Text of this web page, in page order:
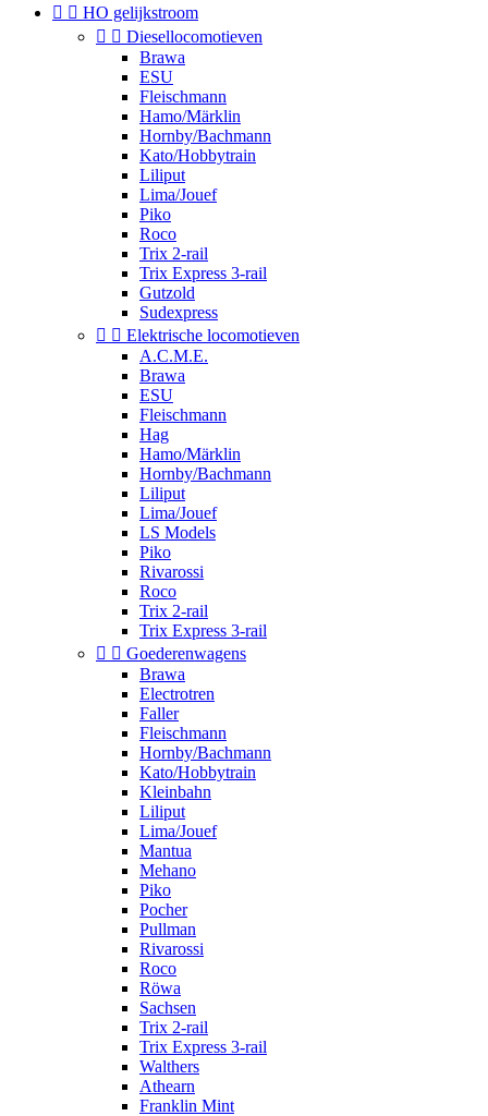
  HO gelijkstroom
  Diesellocomotieven
Brawa
ESU
Fleischmann
Hamo/Märklin
Hornby/Bachmann
Kato/Hobbytrain
Liliput
Lima/Jouef
Piko
Roco
Trix 2-rail
Trix Express 3-rail
Gutzold
Sudexpress
  Elektrische locomotieven
A.C.M.E.
Brawa
ESU
Fleischmann
Hag
Hamo/Märklin
Hornby/Bachmann
Liliput
Lima/Jouef
LS Models
Piko
Rivarossi
Roco
Trix 2-rail
Trix Express 3-rail
  Goederenwagens
Brawa
Electrotren
Faller
Fleischmann
Hornby/Bachmann
Kato/Hobbytrain
Kleinbahn
Liliput
Lima/Jouef
Mantua
Mehano
Piko
Pocher
Pullman
Rivarossi
Roco
Röwa
Sachsen
Trix 2-rail
Trix Express 3-rail
Walthers
Athearn
Franklin Mint